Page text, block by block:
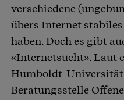
verschiedene
übers Internet
haben. Doch es gibt
«Internetsucht». Laut
Humboldt-Universität
Beratungsstelle